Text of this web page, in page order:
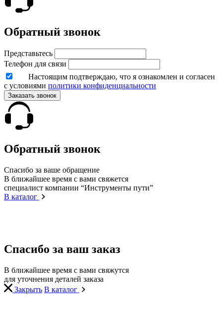
Обратный звонок
Представьтесь
Телефон для связи
Настоящим подтверждаю, что я ознакомлен и согласен
с условиями политики конфиденциальности
Заказать звонок
Обратный звонок
Спасибо за ваше обращение
В ближайшее время с вами свяжется
специалист компании “Инструменты пути”
В каталог
Спасибо за ваш заказ
В ближайшее время с вами свяжутся
для уточнения деталей заказа
Закрыть В каталог